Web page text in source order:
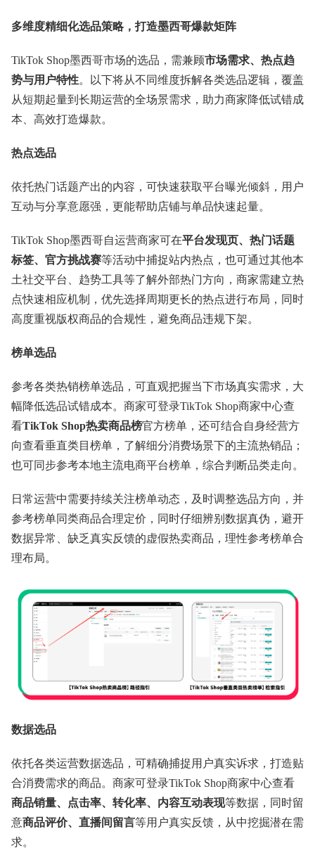
多维度精细化选品策略，打造墨西哥爆款矩阵
TikTok Shop墨西哥市场的选品，需兼顾市场需求、热点趋
势与用户特性。以下将从不同维度拆解各类选品逻辑，覆盖
从短期起量到长期运营的全场景需求，助力商家降低试错成
本、高效打造爆款。
热点选品
依托热门话题产出的内容，可快速获取平台曝光倾斜，用户
互动与分享意愿强，更能帮助店铺与单品快速起量。
TikTok Shop墨西哥自运营商家可在平台发现页、热门话题
标签、官方挑战赛等活动中捕捉站内热点，也可通过其他本
土社交平台、趋势工具等了解外部热门方向，商家需建立热
点快速相应机制，优先选择周期更长的热点进行布局，同时
高度重视版权商品的合规性，避免商品违规下架。
榜单选品
参考各类热销榜单选品，可直观把握当下市场真实需求，大
幅降低选品试错成本。商家可登录TikTok Shop商家中心查
看TikTok Shop热卖商品榜官方榜单，还可结合自身经营方
向查看垂直类目榜单，了解细分消费场景下的主流热销品；
也可同步参考本地主流电商平台榜单，综合判断品类走向。
日常运营中需要持续关注榜单动态，及时调整选品方向，并
参考榜单同类商品合理定价，同时仔细辨别数据真伪，避开
数据异常、缺乏真实反馈的虚假热卖商品，理性参考榜单合
理布局。
数据选品
依托各类运营数据选品，可精确捕捉用户真实诉求，打造贴
合消费需求的商品。商家可登录TikTok Shop商家中心查看
商品销量、点击率、转化率、内容互动表现等数据，同时留
意商品评价、直播间留言等用户真实反馈，从中挖掘潜在需
求。